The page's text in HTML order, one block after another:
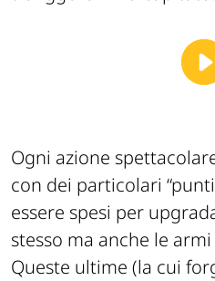
Ogni azione
con dei particolari
essere spesi per
stesso ma anche le
Queste ultime (la cui